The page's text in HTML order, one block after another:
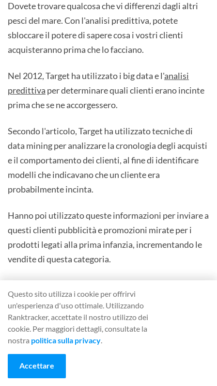
Dovete trovare qualcosa che vi differenzi dagli altri
pesci del mare. Con l'analisi predittiva, potete
sbloccare il potere di sapere cosa i vostri clienti
acquisteranno prima che lo facciano.
Nel 2012, Target ha utilizzato i big data e l'analisi
predittiva per determinare quali clienti erano incinte
prima che se ne accorgessero.
Secondo l'articolo, Target ha utilizzato tecniche di
data mining per analizzare la cronologia degli acquisti
e il comportamento dei clienti, al fine di identificare
modelli che indicavano che un cliente era
probabilmente incinta.
Hanno poi utilizzato queste informazioni per inviare a
questi clienti pubblicità e promozioni mirate per i
prodotti legati alla prima infanzia, incrementando le
vendite di questa categoria.
L'intelligenza artificiale e l'analisi predittiva possono
aiutare un'azienda SaaS a costruire un vantaggio
competitivo attraverso la previsione della rinuncia
dei clienti.
Analizzando il comportamento dei clienti, i modelli di
Questo sito utilizza i cookie per offrirvi
un'esperienza d'uso ottimale. Utilizzando
Ranktracker, accettate il nostro utilizzo dei
cookie. Per maggiori dettagli, consultate la
nostra politica sulla privacy.
Accettare